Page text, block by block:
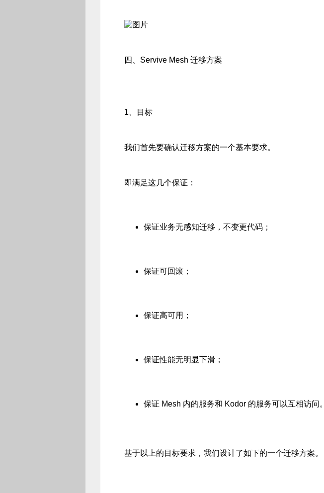
四、Servive Mesh 迁移方案
1、目标
我们首先要确认迁移方案的一个基本要求。
即满足这几个保证：
保证业务无感知迁移，不变更代码；
保证可回滚；
保证高可用；
保证性能无明显下滑；
保证 Mesh 内的服务和 Kodor 的服务可以互相访问。
基于以上的目标要求，我们设计了如下的一个迁移方案。